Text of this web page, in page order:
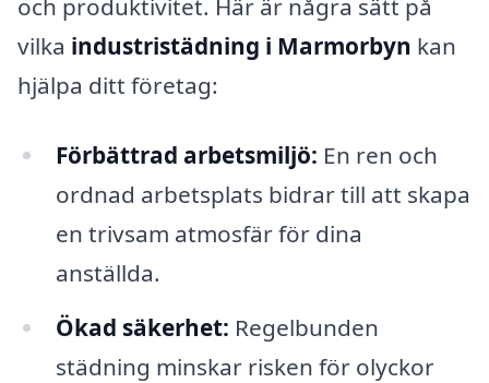
och produktivitet. Här är några sätt på
vilka industristädning i Marmorbyn kan
hjälpa ditt företag:
Förbättrad arbetsmiljö: En ren och
ordnad arbetsplats bidrar till att skapa
en trivsam atmosfär för dina
anställda.
Ökad säkerhet: Regelbunden
städning minskar risken för olyckor